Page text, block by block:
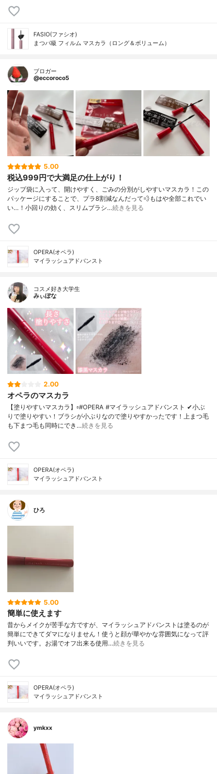
FASIO(ファシオ)
まつパ級 フィルム マスカラ（ロング＆ボリューム）
ブロガー
@eccoroco5
5.00
税込999円で大満足の仕上がり！
ジップ袋に入って、開けやすく、ごみの分別がしやすいマスカラ！この
パッケージにすることで、プラ8割減なんだって💨もはや全部これでい
い…！小回りの効く、スリムブラシ…続きを見る
OPERA(オペラ)
マイラッシュアドバンスト
コスメ好き大学生
みぃぽな
2.00
オペラのマスカラ
【塗りやすいマスカラ】▫️#OPERA #マイラッシュアドバンスト ✔小ぶ
りで塗りやすい！ブラシが小ぶりなので塗りやすかったです！上まつ毛
も下まつ毛も同時にでき…続きを見る
OPERA(オペラ)
マイラッシュアドバンスト
ひろ
5.00
簡単に使えます
昔からメイクが苦手な方ですが、マイラッシュアドバンストは塗るのが
簡単にできてダマになりません！使うと顔が華やかな雰囲気になって評
判いいです。お湯でオフ出来る使用…続きを見る
OPERA(オペラ)
マイラッシュアドバンスト
ymkxx